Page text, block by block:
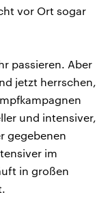
vor Ort sogar
passieren. Aber
jetzt herrschen,
und intensiver,
gegebenen
im
in großen